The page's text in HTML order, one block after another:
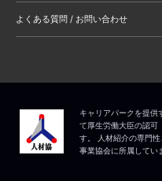
よくある質問 / お問い合わせ